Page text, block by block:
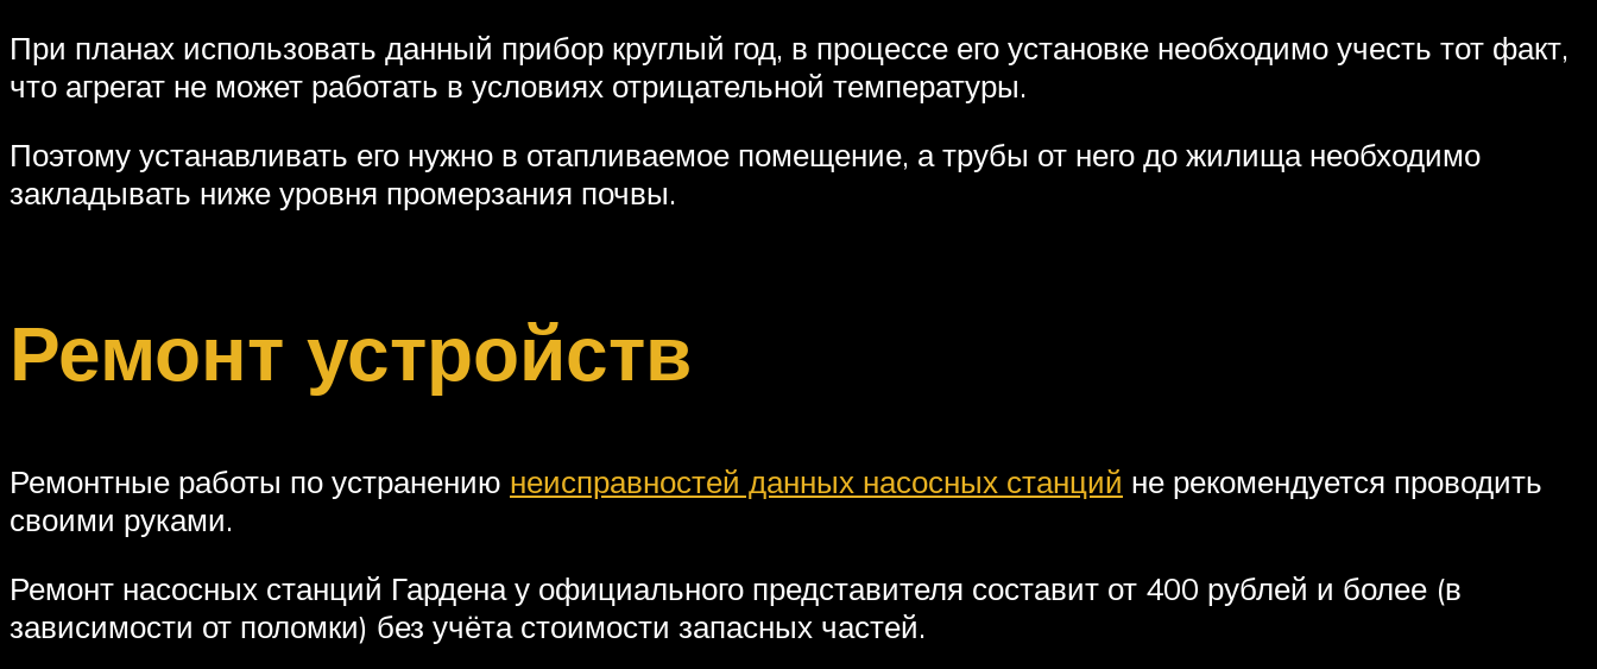
При планах использовать данный прибор круглый год, в процессе его установке необходимо учесть тот факт,
что агрегат не может работать в условиях отрицательной температуры.
Поэтому устанавливать его нужно в отапливаемое помещение, а трубы от него до жилища необходимо
закладывать ниже уровня промерзания почвы.
Ремонт устройств
Ремонтные работы по устранению неисправностей данных насосных станций не рекомендуется проводить
своими руками.
Ремонт насосных станций Гардена у официального представителя составит от 400 рублей и более (в
зависимости от поломки) без учёта стоимости запасных частей.